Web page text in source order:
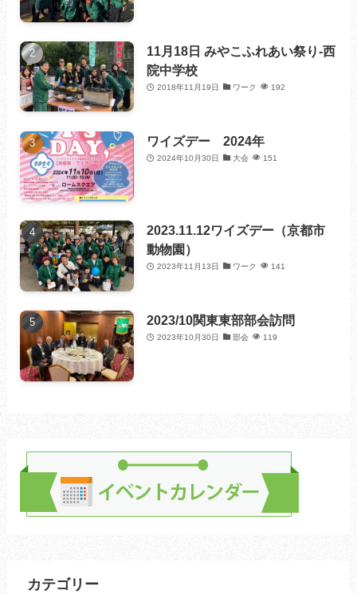
11月18日 みやこふれあい祭り-西
院中学校
2018年11月19日 ワーク 192
ワイズデー 2024年
2024年10月30日 大会 151
2023.11.12ワイズデー（京都市
動物園）
2023年11月13日 ワーク 141
2023/10関東東部部会訪問
2023年10月30日 部会 119
カテゴリー